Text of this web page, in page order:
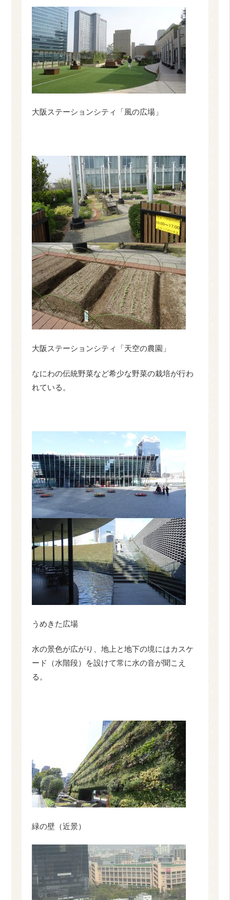
大阪ステーションシティ「風の広場」
大阪ステーションシティ「天空の農園」
なにわの伝統野菜など希少な野菜の栽培が行わ
れている。
うめきた広場
水の景色が広がり、地上と地下の境にはカスケ
ード（水階段）を設けて常に水の音が聞こえ
る。
緑の壁（近景）